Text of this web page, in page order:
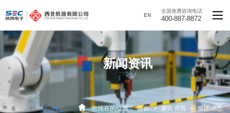
EN
全国免费咨询电话
400-887-8872
新闻资讯
您现在的位置： 首页 > 新闻资讯 > 集团动态